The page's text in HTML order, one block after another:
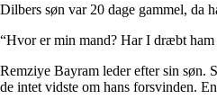
Dilbers søn var 20 dage gammel, da
“Hvor er min mand? Har I dræbt
Remziye Bayram leder efter sin søn.
de intet vidste om hans forsvinden.